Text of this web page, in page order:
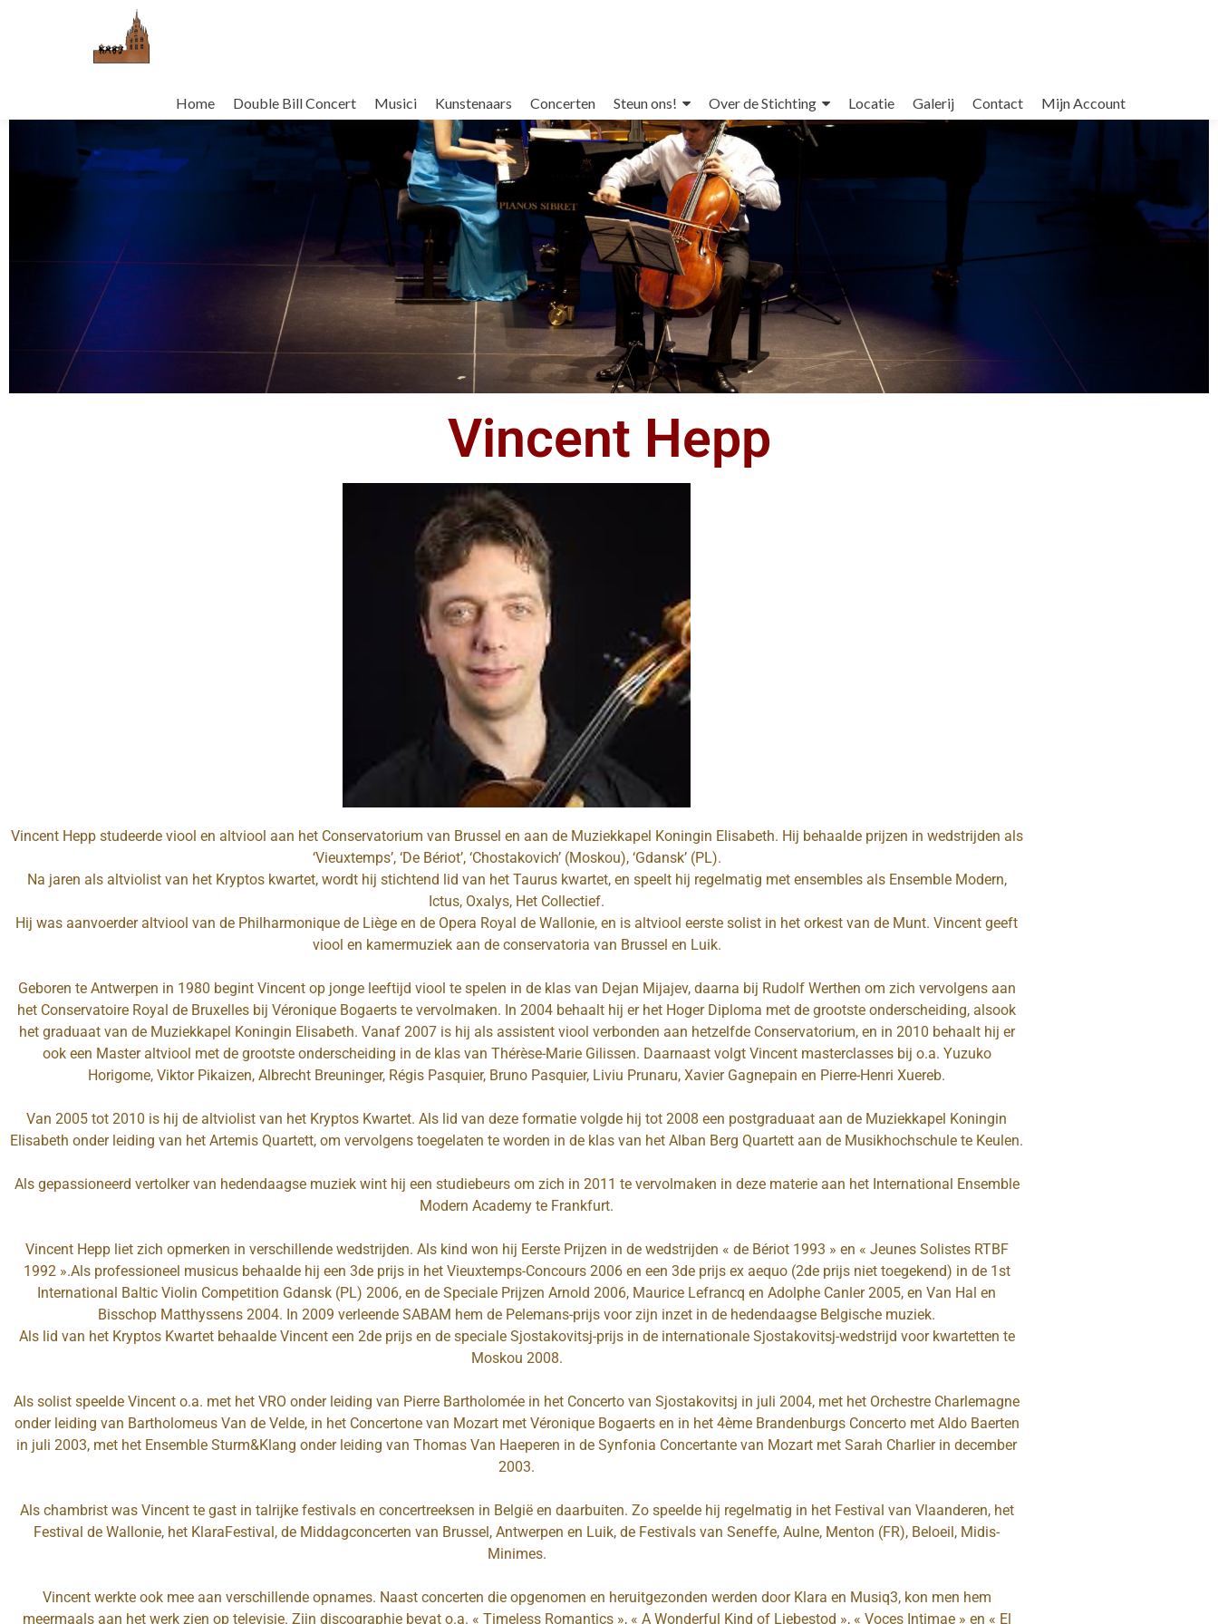
Home Double Bill Concert Musici Kunstenaars Concerten Steun ons! Over de Stichting Locatie Galerij Contact Mijn Account
Vincent Hepp
Vincent Hepp studeerde viool en altviool aan het Conservatorium van Brussel en aan de Muziekkapel Koningin Elisabeth. Hij behaalde prijzen in wedstrijden als
‘Vieuxtemps’, ‘De Bériot’, ‘Chostakovich’ (Moskou), ‘Gdansk’ (PL).
Na jaren als altviolist van het Kryptos kwartet, wordt hij stichtend lid van het Taurus kwartet, en speelt hij regelmatig met ensembles als Ensemble Modern,
Ictus, Oxalys, Het Collectief.
Hij was aanvoerder altviool van de Philharmonique de Liège en de Opera Royal de Wallonie, en is altviool eerste solist in het orkest van de Munt. Vincent geeft
viool en kamermuziek aan de conservatoria van Brussel en Luik.
Geboren te Antwerpen in 1980 begint Vincent op jonge leeftijd viool te spelen in de klas van Dejan Mijajev, daarna bij Rudolf Werthen om zich vervolgens aan
het Conservatoire Royal de Bruxelles bij Véronique Bogaerts te vervolmaken. In 2004 behaalt hij er het Hoger Diploma met de grootste onderscheiding, alsook
het graduaat van de Muziekkapel Koningin Elisabeth. Vanaf 2007 is hij als assistent viool verbonden aan hetzelfde Conservatorium, en in 2010 behaalt hij er
ook een Master altviool met de grootste onderscheiding in de klas van Thérèse-Marie Gilissen. Daarnaast volgt Vincent masterclasses bij o.a. Yuzuko
Horigome, Viktor Pikaizen, Albrecht Breuninger, Régis Pasquier, Bruno Pasquier, Liviu Prunaru, Xavier Gagnepain en Pierre-Henri Xuereb.
Van 2005 tot 2010 is hij de altviolist van het Kryptos Kwartet. Als lid van deze formatie volgde hij tot 2008 een postgraduaat aan de Muziekkapel Koningin
Elisabeth onder leiding van het Artemis Quartett, om vervolgens toegelaten te worden in de klas van het Alban Berg Quartett aan de Musikhochschule te Keulen.
Als gepassioneerd vertolker van hedendaagse muziek wint hij een studiebeurs om zich in 2011 te vervolmaken in deze materie aan het International Ensemble
Modern Academy te Frankfurt.
Vincent Hepp liet zich opmerken in verschillende wedstrijden. Als kind won hij Eerste Prijzen in de wedstrijden « de Bériot 1993 » en « Jeunes Solistes RTBF
1992 ».Als professioneel musicus behaalde hij een 3de prijs in het Vieuxtemps-Concours 2006 en een 3de prijs ex aequo (2de prijs niet toegekend) in de 1st
International Baltic Violin Competition Gdansk (PL) 2006, en de Speciale Prijzen Arnold 2006, Maurice Lefrancq en Adolphe Canler 2005, en Van Hal en
Bisschop Matthyssens 2004. In 2009 verleende SABAM hem de Pelemans-prijs voor zijn inzet in de hedendaagse Belgische muziek.
Als lid van het Kryptos Kwartet behaalde Vincent een 2de prijs en de speciale Sjostakovitsj-prijs in de internationale Sjostakovitsj-wedstrijd voor kwartetten te
Moskou 2008.
Als solist speelde Vincent o.a. met het VRO onder leiding van Pierre Bartholomée in het Concerto van Sjostakovitsj in juli 2004, met het Orchestre Charlemagne
onder leiding van Bartholomeus Van de Velde, in het Concertone van Mozart met Véronique Bogaerts en in het 4ème Brandenburgs Concerto met Aldo Baerten
in juli 2003, met het Ensemble Sturm&Klang onder leiding van Thomas Van Haeperen in de Synfonia Concertante van Mozart met Sarah Charlier in december
2003.
Als chambrist was Vincent te gast in talrijke festivals en concertreeksen in België en daarbuiten. Zo speelde hij regelmatig in het Festival van Vlaanderen, het
Festival de Wallonie, het KlaraFestival, de Middagconcerten van Brussel, Antwerpen en Luik, de Festivals van Seneffe, Aulne, Menton (FR), Beloeil, Midis-
Minimes.
Vincent werkte ook mee aan verschillende opnames. Naast concerten die opgenomen en heruitgezonden werden door Klara en Musiq3, kon men hem
meermaals aan het werk zien op televisie. Zijn discographie bevat o.a. « Timeless Romantics », « A Wonderful Kind of Liebestod », « Voces Intimae » en « El